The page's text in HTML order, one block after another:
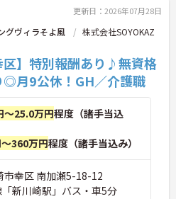
体制も充実している
ーや管理職への着実
す。定年65歳・再雇
自身らしさを大切に
躍いただけます。
が期待できます】
応じて賞与とは別に支
日々の頑張りが直接
への貢献度が公正に評
モチベーションを維持
更新日：2026年07月28日
グヴィラそよ風
株式会社SOYOKAZ
区】特別報酬あり♪無資格
◎月9公休！GH／介護職
～25.0万円程度（諸手当込
360万円程度（諸手当込み）
市幸区 南加瀬5-18-12
「新川崎駅」バス・車5分